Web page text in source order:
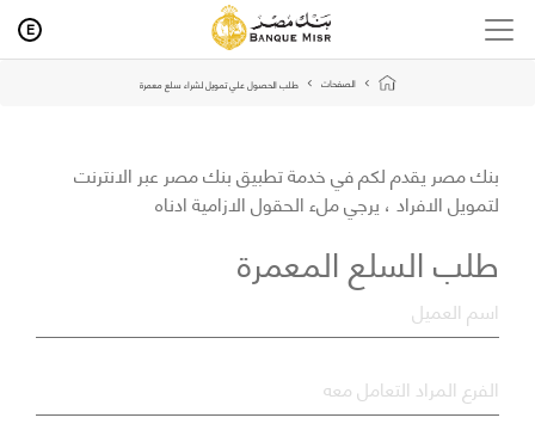
E
الصفحات طلب الحصول علي تمويل لشراء سلع معمرة
بنك مصر يقدم لكم في خدمة تطبيق بنك مصر عبر الانترنت
لتمويل الافراد ، يرجي ملء الحقول الازامية ادناه
طلب السلع المعمرة
اسم العميل
الفرع المراد التعامل معه